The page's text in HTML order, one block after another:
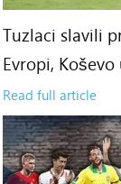
Tuzlaci slavili
Evropi,
Read full article